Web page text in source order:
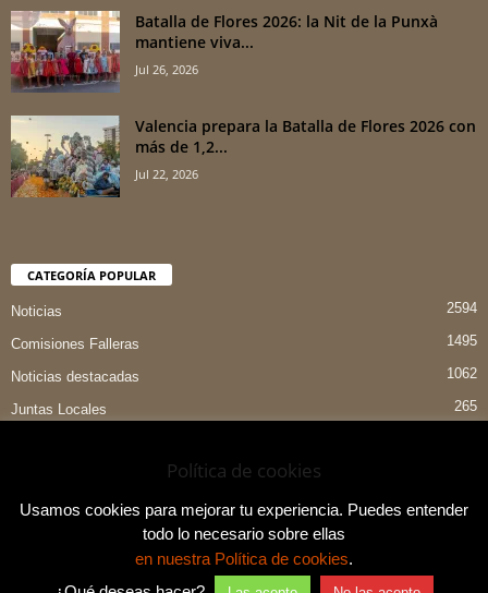
Batalla de Flores 2026: la Nit de la Punxà
mantiene viva...
Jul 26, 2026
Valencia prepara la Batalla de Flores 2026 con
más de 1,2...
Jul 22, 2026
CATEGORÍA POPULAR
Noticias 2594
Comisiones Falleras 1495
Noticias destacadas 1062
Juntas Locales 265
Indumentaria Valenciana 84
Política de cookies
Usamos cookies para mejorar tu experiencia. Puedes entender
todo lo necesario sobre ellas
en nuestra Política de cookies.